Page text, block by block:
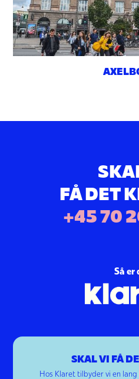
FÅ DET
+45 70
Så er
SKAL VI FÅ
Hos Klaret tilbyder vi en